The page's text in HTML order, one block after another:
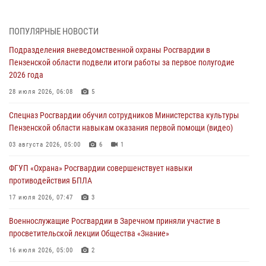
В Заводском районе Пензы росгвардейцы задержали дебошира в
06 августа 2026, 05:00
Телесюжет ГТРК «Россия.Пенза»: В Пензе обвиняются семь мужчин
в мошеннических действиях (видео)
В Заречном росгвардейцы почтили память легендарного генерала
Яковлева
Сотрудники пензенского ОМОН «Страж» познакомили участников
сборов «Гвардеец» с вооружением и техникой Росгвардии
ПОПУЛЯРНЫЕ НОВОСТИ
Подразделения вневедомственной охраны Росгвардии в
Пензенской области подвели итоги работы за первое полугодие
2026 года
28 июля 2026, 06:08 5
Спецназ Росгвардии обучил сотрудников Министерства культуры
Пензенской области навыкам оказания первой помощи (видео)
03 августа 2026, 05:00 6 1
ФГУП «Охрана» Росгвардии совершенствует навыки
противодействия БПЛА
17 июля 2026, 07:47 3
Военнослужащие Росгвардии в Заречном приняли участие в
просветительской лекции Общества «Знание»
16 июля 2026, 05:00 2